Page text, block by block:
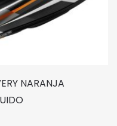
NARANJA